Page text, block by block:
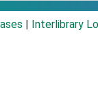
Interlibrary